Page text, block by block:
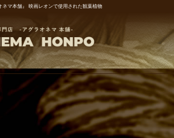
マ本舗』 映画レオンで使用された観葉植物